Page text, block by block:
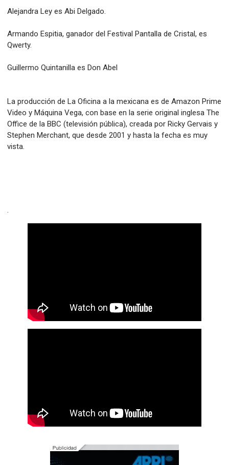
Alejandra Ley es Abi Delgado.
Armando Espitia, ganador del Festival Pantalla de Cristal, es
Qwerty.
Guillermo Quintanilla es Don Abel
La producción de La Oficina a la mexicana es de Amazon Prime
Video y Máquina Vega, con base en la serie original inglesa The
Office de la BBC (televisión pública), creada por Ricky Gervais y
Stephen Merchant, que desde 2001 y hasta la fecha es muy
vista.
.